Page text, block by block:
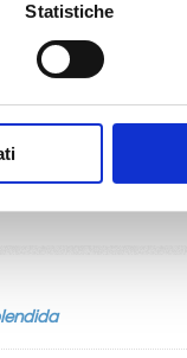
Statistiche
Oslo,